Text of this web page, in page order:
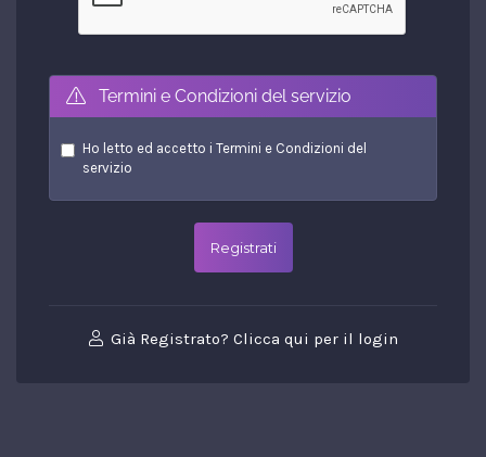
Termini e Condizioni del servizio
Ho letto ed accetto i Termini e Condizioni del
servizio
Già Registrato? Clicca qui per il login